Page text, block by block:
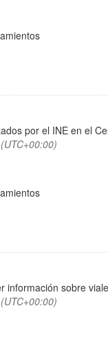
por el INE en el
información sobre